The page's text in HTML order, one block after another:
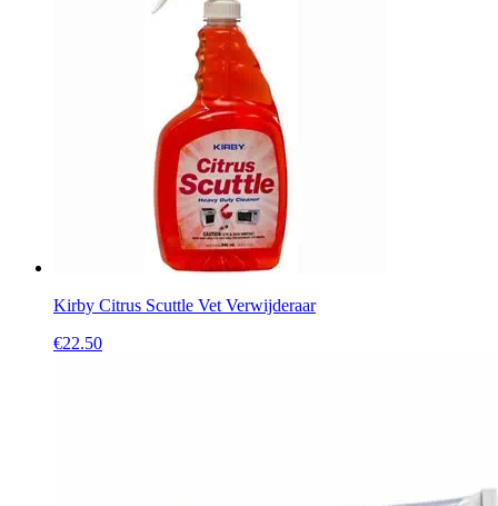
Kirby Citrus Scuttle Vet Verwijderaar
€22.50